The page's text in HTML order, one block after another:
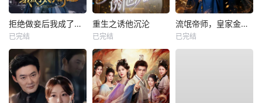
拒绝做妾后我成了太子侧妃
已完结
重生之诱他沉沦
已完结
流氓帝师，皇家金牌县令
已完结